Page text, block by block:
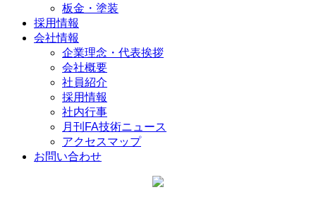
板金・塗装
採用情報
会社情報
企業理念・代表挨拶
会社概要
社員紹介
採用情報
社内行事
月刊FA技術ニュース
アクセスマップ
お問い合わせ